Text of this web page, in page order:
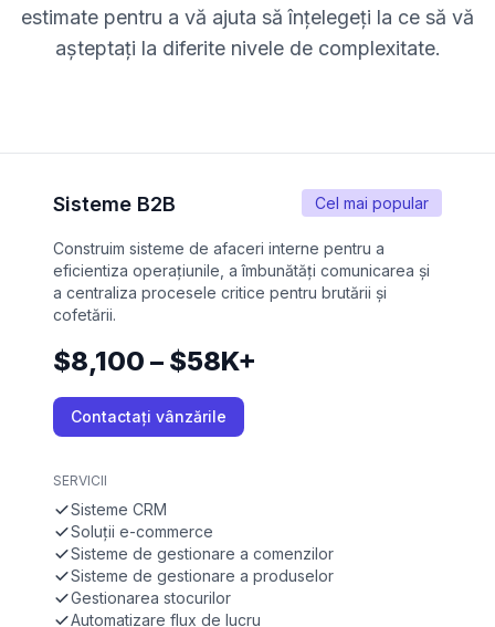
estimate pentru a vă ajuta să înțelegeți la ce să vă
așteptați la diferite nivele de complexitate.
Cel mai popular
Sisteme B2B
Construim sisteme de afaceri interne pentru a
eficientiza operațiunile, a îmbunătăți comunicarea și
a centraliza procesele critice pentru brutării și
cofetării.
$8,100 – $58K+
Contactați vânzările
SERVICII
Sisteme CRM
Soluții e-commerce
Sisteme de gestionare a comenzilor
Sisteme de gestionare a produselor
Gestionarea stocurilor
Automatizare flux de lucru